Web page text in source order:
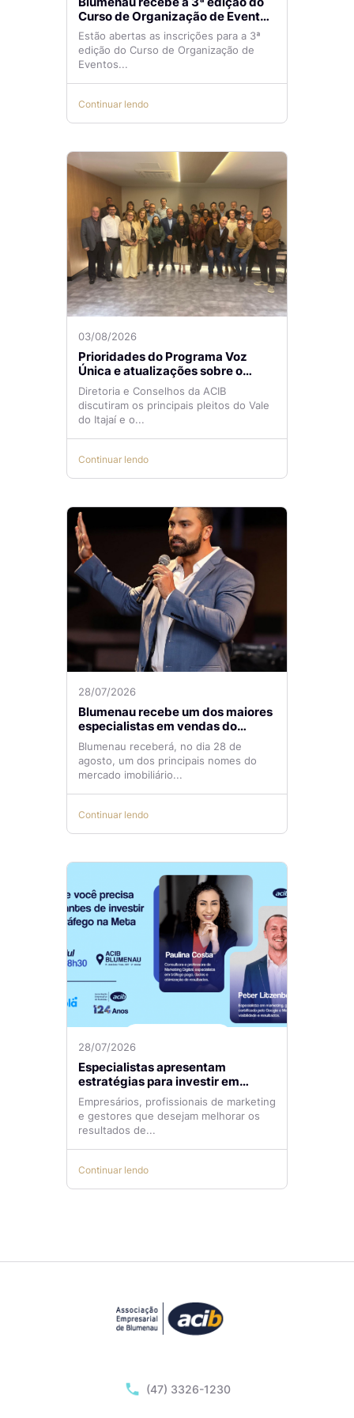
Curso de Organização de Eventos
Lilian Ribeiro
Estão abertas as inscrições para a 3ª
edição do Curso de Organização de
Eventos...
Continuar lendo
03/08/2026
Prioridades do Programa Voz
Única e atualizações sobre o
Aeroporto de Navegantes são
temas de reunião na ACIB
Diretoria e Conselhos da ACIB
discutiram os principais pleitos do Vale
do Itajaí e o...
Continuar lendo
28/07/2026
Blumenau recebe um dos maiores
especialistas em vendas do
mercado imobiliário
Blumenau receberá, no dia 28 de
agosto, um dos principais nomes do
mercado imobiliário...
Continuar lendo
28/07/2026
Especialistas apresentam
estratégias para investir em
tráfego pago com mais eficiência
Empresários, profissionais de marketing
e gestores que desejam melhorar os
resultados de...
Continuar lendo
(47) 3326-1230